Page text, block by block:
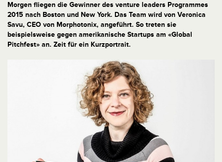
Morgen fliegen die Gewinner des venture leaders Programmes
2015 nach Boston und New York. Das Team wird von Veronica
Savu, CEO von Morphotonix, angeführt. So treten sie
beispielsweise gegen amerikanische Startups am «Global
Pitchfest» an. Zeit für ein Kurzportrait.